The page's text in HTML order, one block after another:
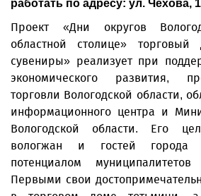
работать по адресу: ул. Чехова,
Проект «Дни округов
областной столице» торговый
сувениры» реализует при
экономического развития,
торговли Вологодской области,
информационного центра и
Вологодской области. Его
вологжан и гостей города
потенциалом
Первыми свои